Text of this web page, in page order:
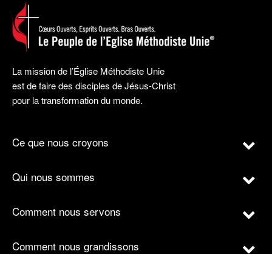
La mission de l’Église Méthodiste Unie
est de faire des disciples de Jésus-Christ
pour la transformation du monde.
Ce que nous croyons
Qui nous sommes
Comment nous servons
Comment nous grandissons